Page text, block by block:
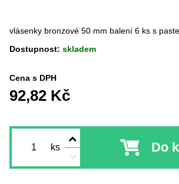
vlásenky bronzové 50 mm balení 6 ks s
Dostupnost: skladem
Cena s DPH
92,82 Kč
ks Do